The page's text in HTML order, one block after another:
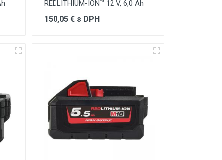
REDLITHIUM-ION™ 12 V, 6,0 Ah
150,05 € s DPH